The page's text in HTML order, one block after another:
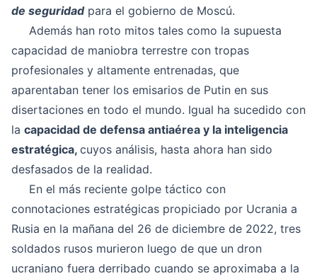
de seguridadpara el gobierno de Moscú.
Además han roto mitos tales como la supuesta
capacidad de maniobra terrestre con tropas
profesionales y altamente entrenadas, que
aparentaban tener los emisarios de Putin en sus
disertaciones en todo el mundo. Igual ha sucedido con
la capacidad de defensa antiaérea y la inteligencia
estratégica, cuyos análisis, hasta ahora han sido
desfasados de la realidad.
En el más reciente golpe táctico con
connotaciones estratégicas propiciado por Ucrania a
Rusia en la mañana del 26 de diciembre de 2022, tres
soldados rusos murieron luego de que un dron
ucraniano fuera derribado cuando se aproximaba a la